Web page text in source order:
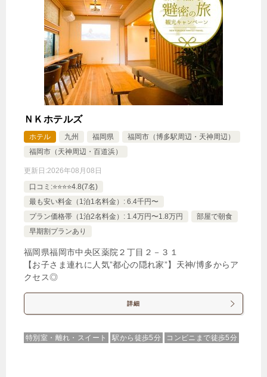
その他 🍴食事なし IN15:00- OUT-10:00
禁煙ルーム
デラックススイートC
4,386円
【選べるお部屋と価格】
4,386円 デラックススイートC
1,944円スーペリアトリプルルームB
2,104円ファミリールームA
じゃらんで確認する
【連泊割】2泊以上のご宿泊者様必見♪通常プランよ
トリプル 🍴食事なし IN15:00- OUT-10:00
ＮＫホテルズ
ホテル 九州 福岡県
福岡市（博多駅周辺・天神周辺）
福岡市（天神周辺・百道浜）
更新日:2026年08月08日
口コミ:⭐️⭐️⭐️⭐️4.8(7名)
最も安い料金（1泊1名料金）: 6.4千円〜
プラン価格帯（1泊2名料金）: 1.4万円〜1.8万円
部屋で朝食
早期割プランあり
福岡県福岡市中央区薬院２丁目２－３１
【お子さま連れに人気”都心の隠れ家”】天神/博多からア
クセス◎
詳細
特別室・離れ・スイート 駅から徒歩5分 コンビニまで徒歩5分